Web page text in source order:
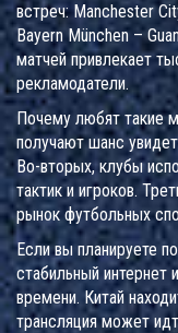
встреч: Manchester
Bayern München –
матчей привлекает
рекламодатели.
Почему любят такие
получают шанс
Во-вторых, клубы
тактик и игроков.
рынок футбольных
Если вы планируете
стабильный интернет
времени. Китай
трансляция может